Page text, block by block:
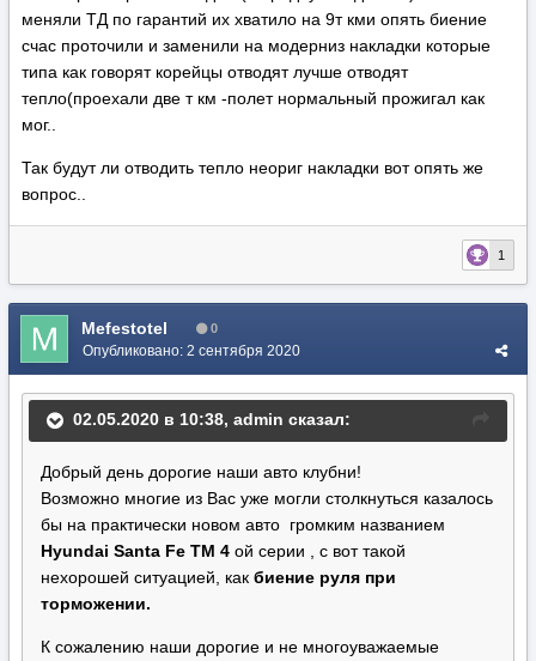
меняли ТД по гарантий их хватило на 9т кми опять биение
счас проточили и заменили на модерниз накладки которые
типа как говорят корейцы отводят лучше отводят
тепло(проехали две т км -полет нормальный прожигал как
мог..
Так будут ли отводить тепло неориг накладки вот опять же
вопрос..
1
Mefestotel 0
Опубликовано: 2 сентября 2020
02.05.2020 в 10:38, admin сказал:
Добрый день дорогие наши авто клубни!
Возможно многие из Вас уже могли столкнуться казалось
бы на практически новом авто громким названием
Hyundai Santa Fe TM 4 ой серии , с вот такой
нехорошей ситуацией, как биение руля при
торможении.
К сожалению наши дорогие и не многоуважаемые